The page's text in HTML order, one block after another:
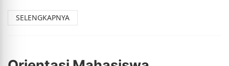
SELENGKAPNYA